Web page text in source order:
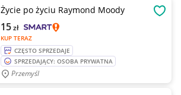
Życie po życiu Raymond Moody
KUP TERAZ
15zł
CZĘSTO SPRZEDAJE
SPRZEDAJĄCY: OSOBA PRYWATNA
Przemyśl